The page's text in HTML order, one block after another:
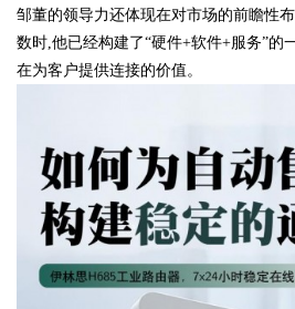
邹董的领导力还体现在对市场的前瞻性
数时,他已经构建了“硬件+软件+服务”
在为客户提供连接的价值。